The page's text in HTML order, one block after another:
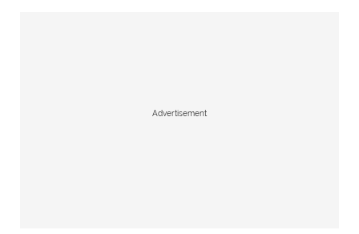
Advertisement